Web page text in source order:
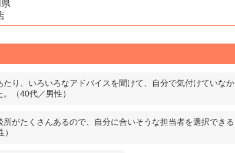
たり、いろいろなアドバイスを聞けて、自分で気付けていなか
（40代／男性）
所がたくさんあるので、自分に合いそうな担当者を選択できる